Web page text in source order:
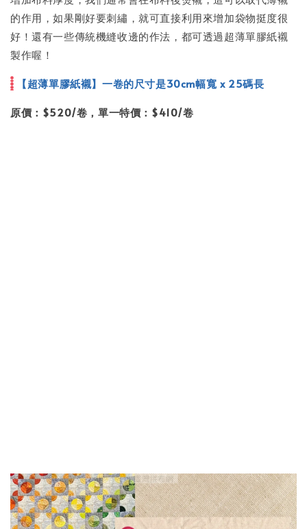
的作用，如果剛好要刺繡，就可直接利用來增加袋物挺度很
好！還有一些傳統機縫收邊的作法，都可透過超薄單膠紙襯
製作喔！
【超薄單膠紙襯】一卷的尺寸是30cm幅寬 x 25碼長
原價：$520/卷，單一特價：$410/卷